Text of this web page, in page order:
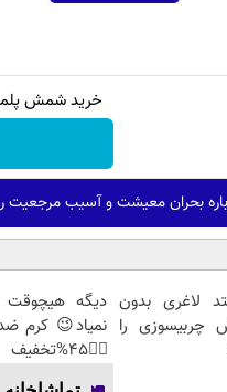
خرید شمش پلمپ طلاسی،
بحران معیشت و آسیب مرجعیت
لاغری بدون
چربیسوزی را
دیگه هیچوقت
نمیاد😉 کرم
👈🏻45%تخفیف